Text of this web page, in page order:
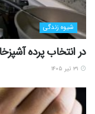
شیوه زندگی
در انتخاب پرده